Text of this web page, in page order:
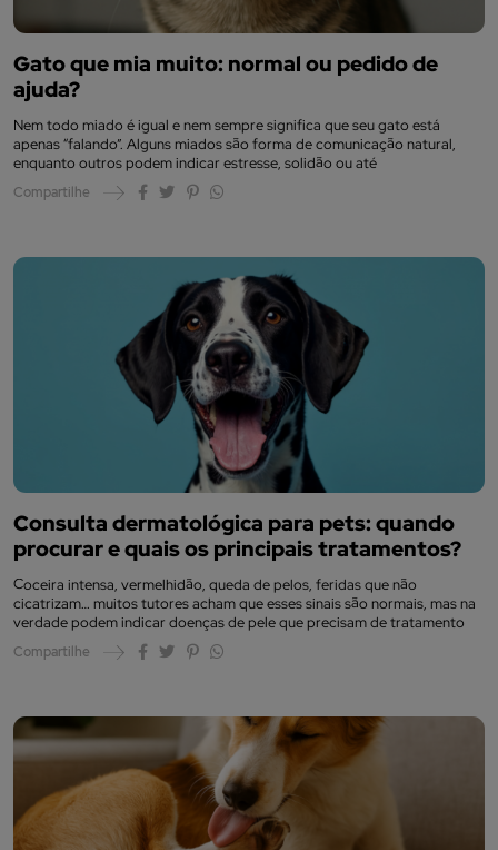
Gato que mia muito: normal ou pedido de
ajuda?
Nem todo miado é igual e nem sempre significa que seu gato está
apenas “falando”. Alguns miados são forma de comunicação natural,
enquanto outros podem indicar estresse, solidão ou até
Compartilhe
Consulta dermatológica para pets: quando
procurar e quais os principais tratamentos?
Coceira intensa, vermelhidão, queda de pelos, feridas que não
cicatrizam… muitos tutores acham que esses sinais são normais, mas na
verdade podem indicar doenças de pele que precisam de tratamento
Compartilhe